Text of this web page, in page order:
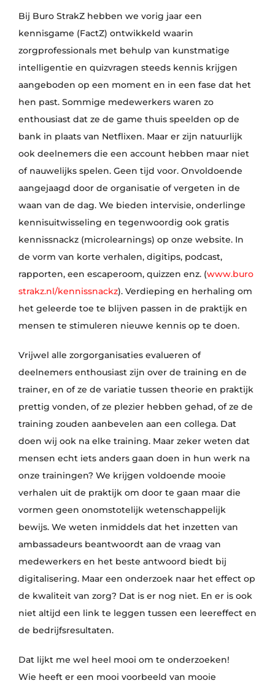
Bij Buro StrakZ hebben we vorig jaar een
kennisgame (FactZ) ontwikkeld waarin
zorgprofessionals met behulp van kunstmatige
intelligentie en quizvragen steeds kennis krijgen
aangeboden op een moment en in een fase dat het
hen past. Sommige medewerkers waren zo
enthousiast dat ze de game thuis speelden op de
bank in plaats van Netflixen. Maar er zijn natuurlijk
ook deelnemers die een account hebben maar niet
of nauwelijks spelen. Geen tijd voor. Onvoldoende
aangejaagd door de organisatie of vergeten in de
waan van de dag. We bieden intervisie, onderlinge
kennisuitwisseling en tegenwoordig ook gratis
kennissnackz (microlearnings) op onze website. In
de vorm van korte verhalen, digitips, podcast,
rapporten, een escaperoom, quizzen enz. (www.buro
strakz.nl/kennissnackz). Verdieping en herhaling om
het geleerde toe te blijven passen in de praktijk en
mensen te stimuleren nieuwe kennis op te doen.
Vrijwel alle zorgorganisaties evalueren of
deelnemers enthousiast zijn over de training en de
trainer, en of ze de variatie tussen theorie en praktijk
prettig vonden, of ze plezier hebben gehad, of ze de
training zouden aanbevelen aan een collega. Dat
doen wij ook na elke training. Maar zeker weten dat
mensen echt iets anders gaan doen in hun werk na
onze trainingen? We krijgen voldoende mooie
verhalen uit de praktijk om door te gaan maar die
vormen geen onomstotelijk wetenschappelijk
bewijs. We weten inmiddels dat het inzetten van
ambassadeurs beantwoordt aan de vraag van
medewerkers en het beste antwoord biedt bij
digitalisering. Maar een onderzoek naar het effect op
de kwaliteit van zorg? Dat is er nog niet. En er is ook
niet altijd een link te leggen tussen een leereffect en
de bedrijfsresultaten.
Dat lijkt me wel heel mooi om te onderzoeken!
Wie heeft er een mooi voorbeeld van mooie